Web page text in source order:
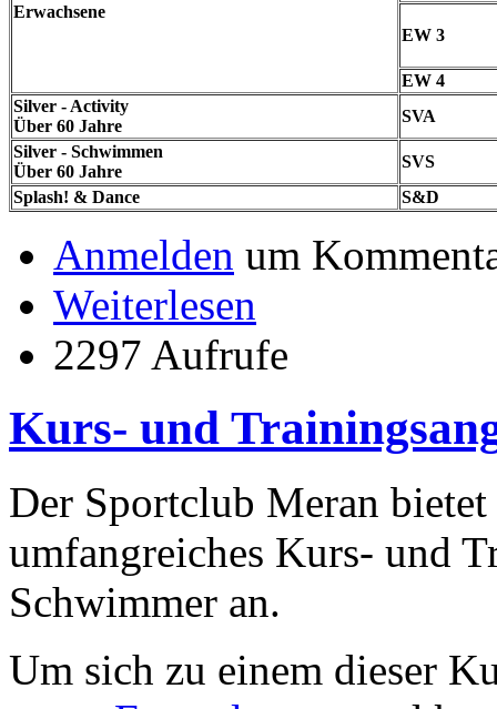
Erwachsene
EW 3
EW 4
Silver - Activity
Über 60 Jahre
SVA
Silver - Schwimmen
Über 60 Jahre
SVS
Splash! & Dance
S&D
Anmelden um
Weiterlesen
2297 Aufrufe
Kurs- und
Der Sportclub Meran
umfangreiches Kurs- und
Schwimmer an.
Um sich zu einem dieser